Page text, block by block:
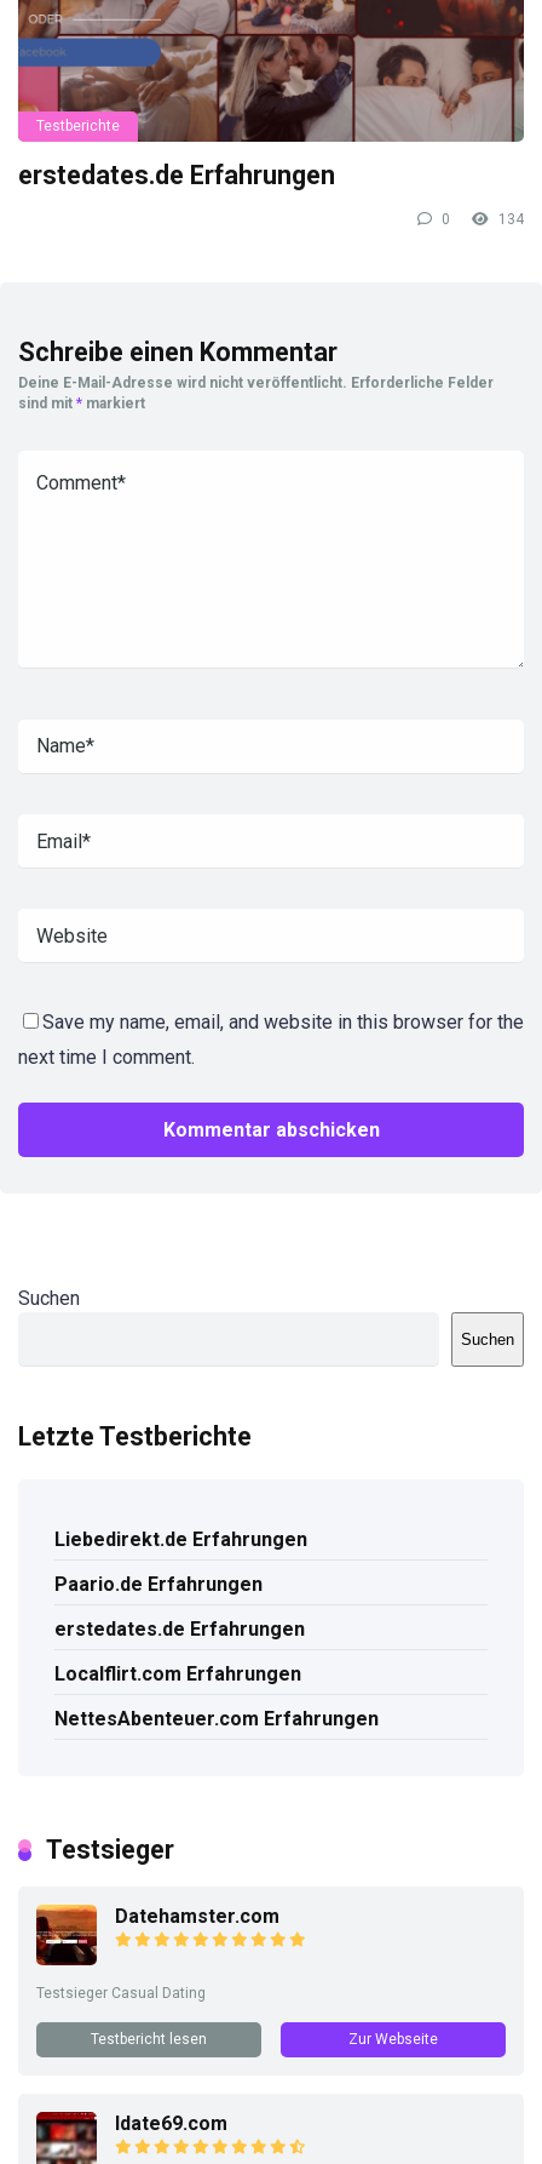
Testberichte
erstedates.de Erfahrungen
0 134
Schreibe einen Kommentar
Deine E-Mail-Adresse wird nicht veröffentlicht. Erforderliche Felder
sind mit * markiert
Save my name, email, and website in this browser for the
next time I comment.
Suchen
Suchen
Letzte Testberichte
Liebedirekt.de Erfahrungen
Paario.de Erfahrungen
erstedates.de Erfahrungen
Localflirt.com Erfahrungen
NettesAbenteuer.com Erfahrungen
Testsieger
Datehamster.com
Testsieger Casual Dating
Testbericht lesen Zur Webseite
Idate69.com